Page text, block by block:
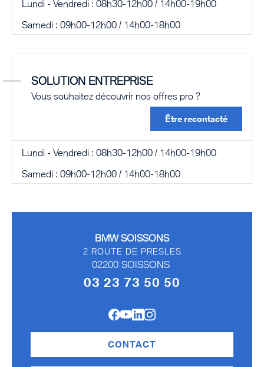
Lundi - Vendredi : 08h30-12h00 / 14h00-19h00
Samedi : 09h00-12h00 / 14h00-18h00
SOLUTION ENTREPRISE
Vous souhaitez découvrir nos offres pro ?
Être recontacté
Lundi - Vendredi : 08h30-12h00 / 14h00-19h00
Samedi : 09h00-12h00 / 14h00-18h00
BMW SOISSONS
2 ROUTE DE PRESLES
02200 SOISSONS
03 23 73 50 50
CONTACT